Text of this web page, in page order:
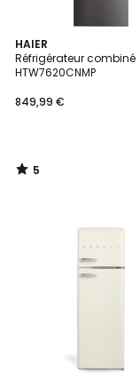
HAIER
Réfrigérateur combiné
HTW7620CNMP
849,99 €
5
/
5
5
/